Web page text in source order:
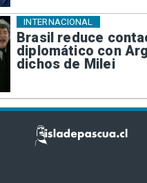
Brasil reduce
diplomático con
dichos de Milei
INTERNACIONAL